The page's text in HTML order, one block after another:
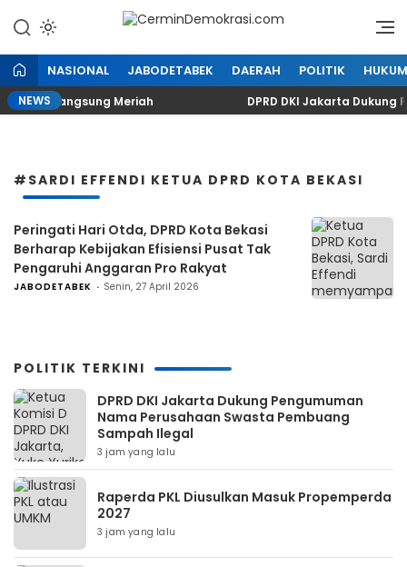
konten
NASIONAL JABODETABEK DAERAH POLITIK HUKUM
NEWS
Berlangsung Meriah DPRD DKI Jakarta Dukung
#SARDI EFFENDI KETUA DPRD KOTA BEKASI
Peringati Hari Otda, DPRD Kota Bekasi
Berharap Kebijakan Efisiensi Pusat Tak
Pengaruhi Anggaran Pro Rakyat
JABODETABEK Senin, 27 April 2026
POLITIK TERKINI
DPRD DKI Jakarta Dukung Pengumuman
Nama Perusahaan Swasta Pembuang
Sampah Ilegal
3 jam yang lalu
Raperda PKL Diusulkan Masuk Propemperda
2027
3 jam yang lalu